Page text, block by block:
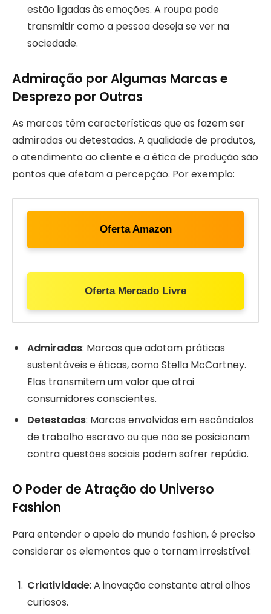
estão ligadas às emoções. A roupa pode
transmitir como a pessoa deseja se ver na
sociedade.
Admiração por Algumas Marcas e
Desprezo por Outras
As marcas têm características que as fazem ser
admiradas ou detestadas. A qualidade de produtos,
o atendimento ao cliente e a ética de produção são
pontos que afetam a percepção. Por exemplo:
Oferta Amazon
Oferta Mercado Livre
Admiradas: Marcas que adotam práticas
sustentáveis e éticas, como Stella McCartney.
Elas transmitem um valor que atrai
consumidores conscientes.
Detestadas: Marcas envolvidas em escândalos
de trabalho escravo ou que não se posicionam
contra questões sociais podem sofrer repúdio.
O Poder de Atração do Universo
Fashion
Para entender o apelo do mundo fashion, é preciso
considerar os elementos que o tornam irresistível:
Criatividade: A inovação constante atrai olhos
curiosos.